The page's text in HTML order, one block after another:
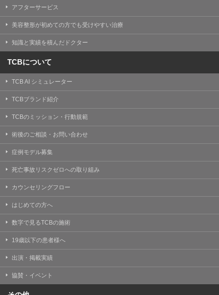
アフターサービス
美容整形が初めての方でも受けやすい治療
知識と実績を積んだドクター
TCBについて
TCB AI シミュレーター
TCBブランド紹介
TCBのミッション・行動規範
術後のご相談・お問い合わせ
症例モデル募集
死亡事故リスクゼロへの取り組み
カウンセリングフロー
はじめての方へ
数字で見るTCBの施術
19歳以下の患者様へ
出演・掲載実績
協賛・イベント